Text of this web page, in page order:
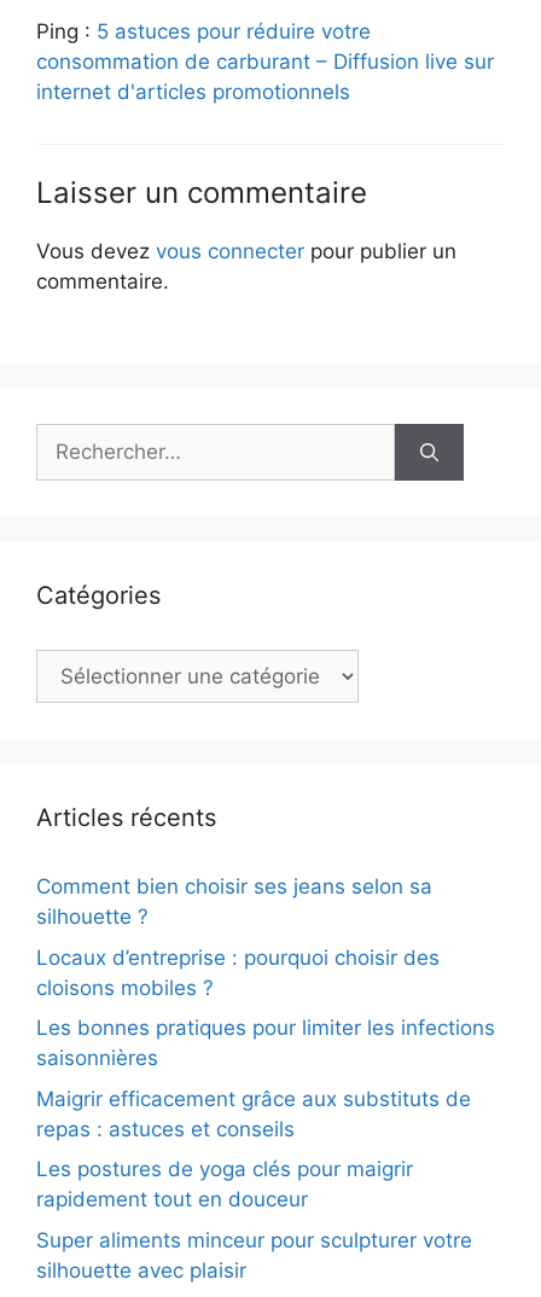
Ping : 5 astuces pour réduire votre
consommation de carburant – Diffusion live sur
internet d'articles promotionnels
Laisser un commentaire
Vous devez vous connecter pour publier un
commentaire.
Rechercher :
Catégories
Catégories
Articles récents
Comment bien choisir ses jeans selon sa
silhouette ?
Locaux d’entreprise : pourquoi choisir des
cloisons mobiles ?
Les bonnes pratiques pour limiter les infections
saisonnières
Maigrir efficacement grâce aux substituts de
repas : astuces et conseils
Les postures de yoga clés pour maigrir
rapidement tout en douceur
Super aliments minceur pour sculpturer votre
silhouette avec plaisir